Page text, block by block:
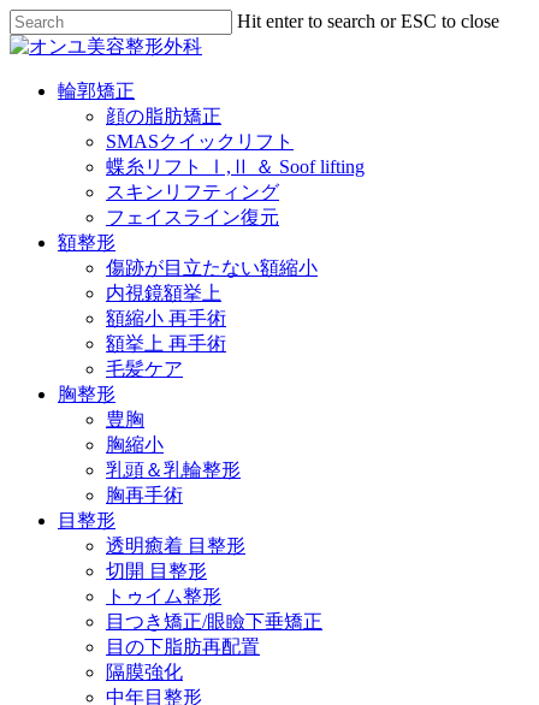
Skip
to
main
content
Hit enter to search or ESC to close
Close
Menu
輪郭矯正
顔の脂肪矯正
SMASクイックリフト
蝶糸リフト Ⅰ,Ⅱ ＆ Soof lifting
スキンリフティング
フェイスライン復元
額整形
傷跡が目立たない額縮小
内視鏡額挙上
額縮小 再手術
額挙上 再手術
毛髪ケア
胸整形
豊胸
胸縮小
乳頭＆乳輪整形
胸再手術
目整形
透明癒着 目整形
切開 目整形
トゥイム整形
目つき矯正/眼瞼下垂矯正
目の下脂肪再配置
隔膜強化
中年目整形